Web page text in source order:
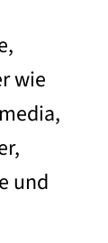
wie
und